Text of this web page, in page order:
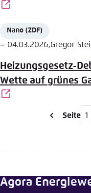
Source
Nano (ZDF)
Date
– 04.03.2026,
Author Gregor
Heizungsgesetz-
Wette auf grünes
Seite
Agora